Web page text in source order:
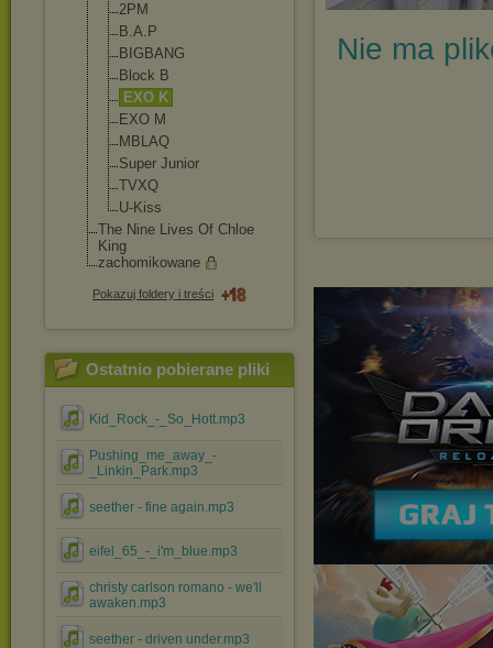
2PM
B.A.P
BIGBANG
Block B
EXO K
EXO M
MBLAQ
Super Junior
TVXQ
U-Kiss
The Nine Lives Of Chloe
King
zachomikowane
Pokazuj foldery i treści
Ostatnio pobierane pliki
Kid_Rock_-_So_Hott.mp3
Pushing_me_away_-
_Linkin_Park.mp3
seether - fine again.mp3
eifel_65_-_i'm_blue.mp3
christy carlson romano - we'll
awaken.mp3
seether - driven under.mp3
Nie ma